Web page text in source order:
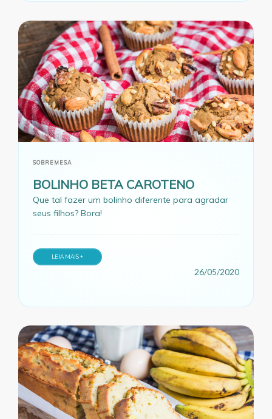
SOBREMESA
BOLINHO BETA CAROTENO
Que tal fazer um bolinho diferente para agradar
seus filhos? Bora!
LEIA MAIS +
26/05/2020